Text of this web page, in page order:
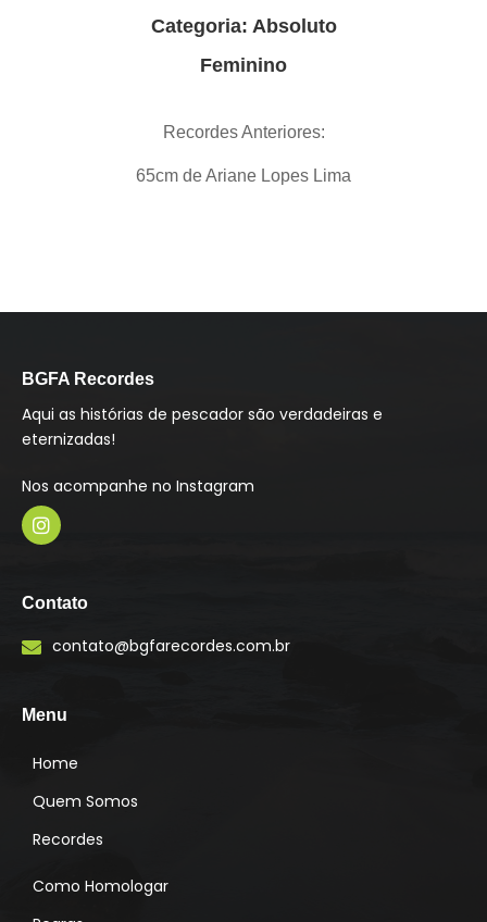
Categoria: Absoluto
Feminino
Recordes Anteriores:
65cm de Ariane Lopes Lima
BGFA Recordes
Aqui as histórias de pescador são verdadeiras e
eternizadas!
Nos acompanhe no Instagram
s
t
a
g
m
Contato
contato@bgfarecordes.com.br
Menu
Home
Quem Somos
Recordes
Como Homologar